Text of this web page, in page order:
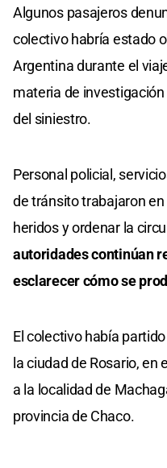
Algunos pasajeros
colectivo habría estado
Argentina durante el
materia de
del siniestro.
Personal policial,
de tránsito trabajaron
heridos y ordenar la
autoridades continúan
esclarecer cómo se
El colectivo había
la ciudad de Rosario,
a la localidad de
provincia de Chaco.